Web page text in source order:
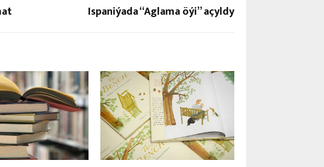
Ispaniýada “Aglama öýi” açyldy